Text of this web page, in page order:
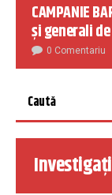
CAMPANIE
și generali
0 Comentariu